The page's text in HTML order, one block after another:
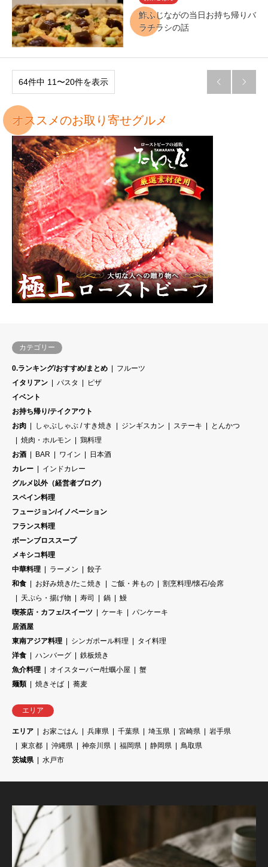
鮓ふじながの当日お持ち帰りバ
ラチラシの話
64件中 11〜20件を表示  
オススメのお取り寄せグルメ
カテゴリー
0.ランキング/おすすめ/まとめ
フルーツ
イタリアン
パスタ
ピザ
イベント
お持ち帰り/テイクアウト
お肉
しゃぶしゃぶ / すき焼き ジンギスカン ステーキ
とんかつ
焼肉・ホルモン
鶏料理
お酒
BAR ワイン
日本酒
カレー
インドカレー
グルメ以外（経営者ブログ）
スペイン料理
フュージョン/イノベーション
フランス料理
ボーンブロススープ
メキシコ料理
中華料理
ラーメン
餃子
和食
お好み焼き/たこ焼き ご飯・丼もの
割烹料理/懐石/会席
天ぷら・揚げ物
寿司 鍋
鰻
喫茶店・カフェ/スイーツ
ケーキ
パンケーキ
居酒屋
東南アジア料理
シンガポール料理
タイ料理
洋食
ハンバーグ
鉄板焼き
魚介料理
オイスターバー/牡蠣小屋
蟹
麺類
焼きそば 蕎麦
エリア
エリア お家ごはん 兵庫県 千葉県 埼玉県 宮崎県
岩手県
東京都
沖縄県 神奈川県 福岡県 静岡県
鳥取県
茨城県
水戸市